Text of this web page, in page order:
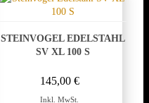
STEINVOGEL EDELSTAHL
SV XL 100 S
145,00 €
Inkl. MwSt.